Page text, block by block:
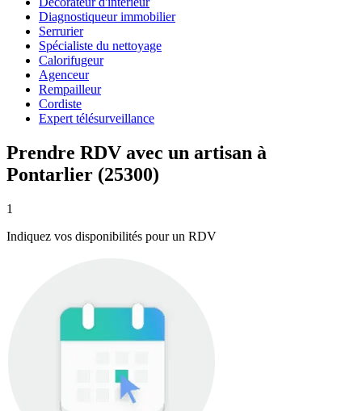
Diagnostiqueur immobilier
Serrurier
Spécialiste du nettoyage
Calorifugeur
Agenceur
Rempailleur
Cordiste
Expert télésurveillance
Prendre RDV avec un artisan à
Pontarlier (25300)
1
Indiquez vos disponibilités pour un RDV